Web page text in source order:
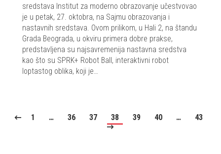
sredstava Institut za moderno obrazovanje učestvovao
je u petak, 27. oktobra, na Sajmu obrazovanja i
nastavnih sredstava. Ovom prilikom, u Hali 2, na štandu
Grada Beograda, u okviru primera dobre prakse,
predstavljena su najsavremenija nastavna sredstva
kao što su SPRK+ Robot Ball, interaktivni robot
loptastog oblika, koji je…
1 … 36 37 38 39 40 … 43